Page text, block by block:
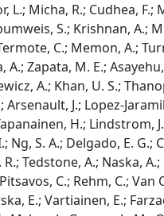
L.; Micha, R.; Cudhea, F.;
S.; Krishnan, A.;
C.; Memon, A.;
A.; Zapata, M. E.;
A.; Khan, U. S.;
Arsenault, J.; Lopez-
H.; Lindstrom,
Ng, S. A.; Delgado, E. G.;
R.; Tedstone, A.; Naska,
C.; Rehm, C.;
E.; Vartiainen, E.;